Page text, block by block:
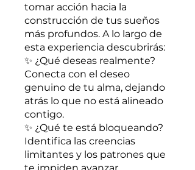
tomar acción hacia la
construcción de tus sueños
más profundos. A lo largo de
esta experiencia descubrirás:
✨ ¿Qué deseas realmente?
Conecta con el deseo
genuino de tu alma, dejando
atrás lo que no está alineado
contigo.
✨ ¿Qué te está bloqueando?
Identifica las creencias
limitantes y los patrones que